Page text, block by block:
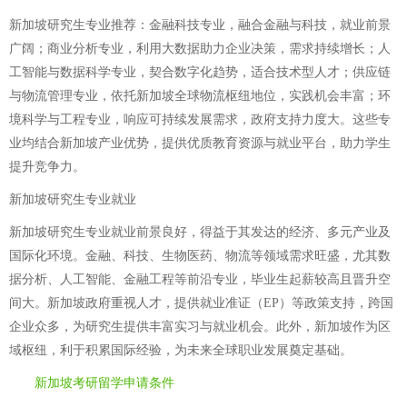
新加坡研究生专业推荐：金融科技专业，融合金融与科技，就业前景
广阔；商业分析专业，利用大数据助力企业决策，需求持续增长；人
工智能与数据科学专业，契合数字化趋势，适合技术型人才；供应链
与物流管理专业，依托新加坡全球物流枢纽地位，实践机会丰富；环
境科学与工程专业，响应可持续发展需求，政府支持力度大。这些专
业均结合新加坡产业优势，提供优质教育资源与就业平台，助力学生
提升竞争力。
新加坡研究生专业就业
新加坡研究生专业就业前景良好，得益于其发达的经济、多元产业及
国际化环境。金融、科技、生物医药、物流等领域需求旺盛，尤其数
据分析、人工智能、金融工程等前沿专业，毕业生起薪较高且晋升空
间大。新加坡政府重视人才，提供就业准证（EP）等政策支持，跨国
企业众多，为研究生提供丰富实习与就业机会。此外，新加坡作为区
域枢纽，利于积累国际经验，为未来全球职业发展奠定基础。
新加坡考研留学申请条件